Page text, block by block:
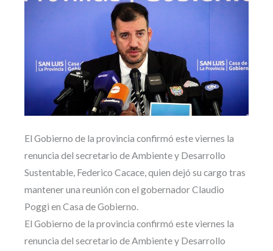
El Gobierno de la provincia confirmó este viernes la
renuncia del secretario de Ambiente y Desarrollo
Sustentable, Federico Cacace, quien dejó su cargo tras
mantener una reunión con el gobernador Claudio
Poggi en Casa de Gobierno.
El Gobierno de la provincia confirmó este viernes la
renuncia del secretario de Ambiente y Desarrollo